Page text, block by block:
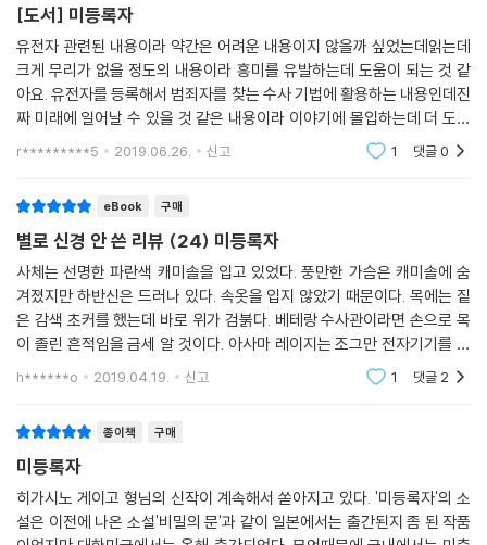
부터 충돌과 반목을 거듭하며 또 다른 재미를 만들어낸다. 무엇보다, 도망
치는 자와 쫓는 자의 구도는 히가시노 게이고 특유의 속도감 넘치는 문장
과 만나 폭발적 시너지를 이끌어낸다. 책을 펴는 순간부터 덮는 순간까지,
글자 그대로 ‘한순간도 눈을 뗄 수 없게’ 만드는 것. 『미등록자』를 완독하는
순간, 왜 히가시노 게이고가 한국인에게 가장 사랑받는 일본 작가가 되었
는지, 왜 한 번이라도 그의 소설을 접해본 사람은 팬을 자처하게 되는지 극
국가가 국민의 DNA 정보를 수집해 보관한다!
기술과 과학의 순수성에 물음표를 던지는, 미스터리 드라마의 절정!
작품 내에서도 뜨거운 논란이 되는 ‘DNA 수사 시스템’. 시스템의 기본 원
리는 간단하다. 전 국민의 DNA 정보를 채집해 데이터베이스를 구성하면,
범죄 현장에서 수집한 작은 증거만으로도 용의자를 특정할 수 있게 된다는
것. 나아가 극미량의 증거만 남겨도 체포될 수 있다는 사실 자체가 ‘범죄자
정의 구현이라는 목적의 그림자 속에, 충격적 음모가 도사리고 있었음이
드러나기 시작한다.
히가시노 게이고는 『미등록자』를 통해 독자의 가슴에 유의미한 질문을 던
진다. ‘과학과 기술은 언제나 절대 선을 위해 이용되는가?’ ‘과학과 기술이
[도서] 미등록자
유전자 관련된 내용이라 약간은 어려운 내용이지 않을까 싶었는데읽는데
크게 무리가 없을 정도의 내용이라 흥미를 유발하는데 도움이 되는 것 같
아요. 유전자를 등록해서 범죄자를 찾는 수사 기법에 활용하는 내용인데진
짜 미래에 일어날 수 있을 것 같은 내용이라 이야기에 몰입하는데 더 도움
이 되는 것 같아요. 그리고 다중인격을 가진 사람에 대한 내용이 포함되어
r*********5 2019.06.26. 신고 1 댓글0
eBook 구매
별로 신경 안 쓴 리뷰 (24) 미등록자
사체는 선명한 파란색 캐미솔을 입고 있었다. 풍만한 가슴은 캐미솔에 숨
겨졌지만 하반신은 드러나 있다. 속옷을 입지 않았기 때문이다. 목에는 짙
은 감색 초커를 했는데 바로 위가 검붉다. 베테랑 수사관이라면 손으로 목
이 졸린 흔적임을 금세 알 것이다. 아사마 레이지는 조그만 전자기기를 들
고 있다. 가느다란 코드 두 개가 달렸고 코드 끝에는 금속 클립이 붙어 있
h******o 2019.04.19. 신고 1 댓글 2
종이책 구매
미등록자
히가시노 게이고 형님의 신작이 계속해서 쏟아지고 있다. '미등록자'의 소
설은 이전에 나온 소설'비밀의 문'과 같이 일본에서는 출간된지 좀 된 작품